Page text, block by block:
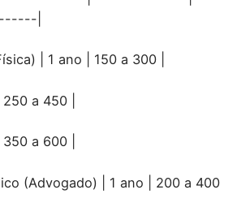
|
| 1 ano | 150 a 300 |
a 450 |
a 600 |
(Advogado) | 1 ano | 200 a 400